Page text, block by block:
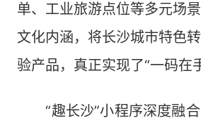
单、工业旅游点位等多元场
文化内涵，将长沙城市特色
验产品，真正实现了“一码在
“趣长沙”小程序深度融合